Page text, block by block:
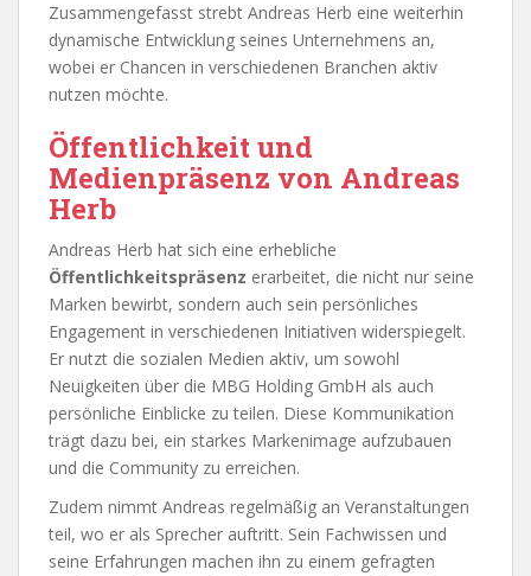
Zusammengefasst strebt Andreas Herb eine weiterhin
dynamische Entwicklung seines Unternehmens an,
wobei er Chancen in verschiedenen Branchen aktiv
nutzen möchte.
Öffentlichkeit und
Medienpräsenz von Andreas
Herb
Andreas Herb hat sich eine erhebliche
Öffentlichkeitspräsenz erarbeitet, die nicht nur seine
Marken bewirbt, sondern auch sein persönliches
Engagement in verschiedenen Initiativen widerspiegelt.
Er nutzt die sozialen Medien aktiv, um sowohl
Neuigkeiten über die MBG Holding GmbH als auch
persönliche Einblicke zu teilen. Diese Kommunikation
trägt dazu bei, ein starkes Markenimage aufzubauen
und die Community zu erreichen.
Zudem nimmt Andreas regelmäßig an Veranstaltungen
teil, wo er als Sprecher auftritt. Sein Fachwissen und
seine Erfahrungen machen ihn zu einem gefragten